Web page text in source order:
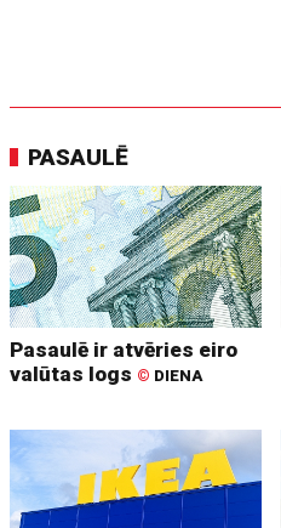
PASAULĒ
Pasaulē ir atvēries eiro
valūtas logs © DIENA